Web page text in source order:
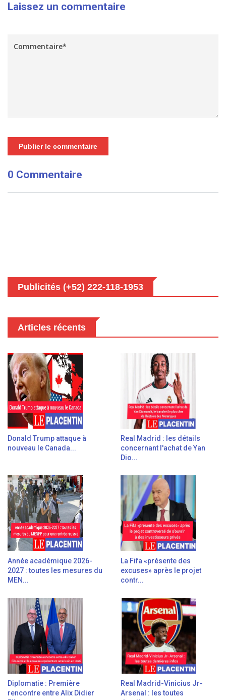
Laissez un commentaire
Publier le commentaire
0 Commentaire
Publicités (+52) 222-118-1953
Articles récents
Donald Trump attaque à
nouveau le Canada...
Real Madrid : les détails
concernant l'achat de Yan
Dio...
Année académique 2026-
2027 : toutes les mesures du
MEN...
La Fifa «présente des
excuses» après le projet
contr...
Diplomatie : Première
rencontre entre Alix Didier
Real Madrid-Vinicius Jr-
Arsenal : les toutes